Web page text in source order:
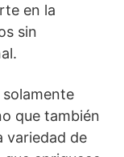
en la
sin
que también
variedad de